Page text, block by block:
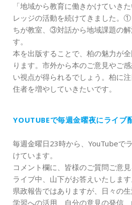
「地域から教育に働きかけていき
レッジの活動を続けてきました。
ちが教室、③対話から地域課題の
す。
本を出版することで、柏の魅力が
ります。市外から本のご意見やご
い視点が得られるでしょう。柏に
住者を増やしていきたいです。
YOUTUBEで毎週金曜夜にライブ
毎週金曜日23時から、YouTubeで
けています。
コメント欄に、皆様のご質問ご意
ライブ中、山下がお答えいたします
県政報告ではありますが、日々の
学習への活用、自分の意見の発信